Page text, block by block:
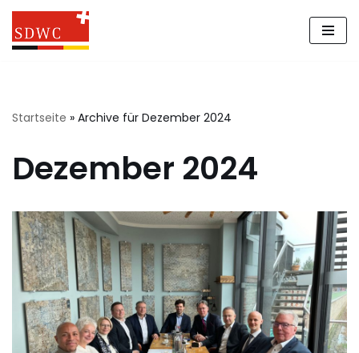
Zum
Startseite » Archive für Dezember 2024
Dezember 2024